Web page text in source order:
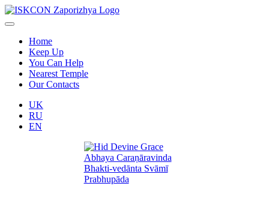
Home
Keep Up
You Can Help
Nearest Temple
Our Contacts
UK
RU
EN